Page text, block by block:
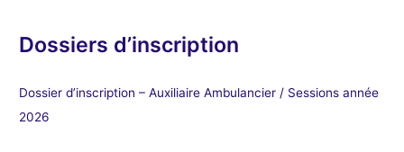
Dossiers d’inscription
Dossier d’inscription – Auxiliaire Ambulancier / Sessions année
2026